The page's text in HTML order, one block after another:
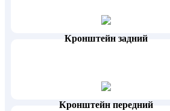
Кронштейн задний
Кронштейн передний